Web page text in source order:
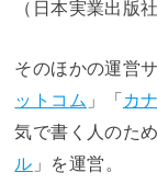
（日本実業出版社
そのほかの運営
ットコム 」「 カ
気で書く人のた
ル 」を運営。